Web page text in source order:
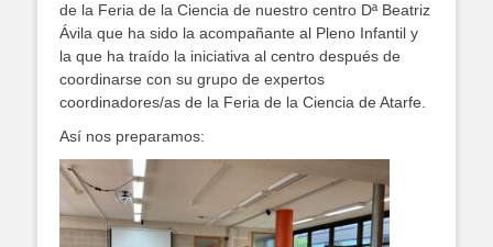
de la Feria de la Ciencia de nuestro centro Dª Beatriz
Ávila que ha sido la acompañante al Pleno Infantil y
la que ha traído la iniciativa al centro después de
coordinarse con su grupo de expertos
coordinadores/as de la Feria de la Ciencia de Atarfe.
Así nos preparamos: